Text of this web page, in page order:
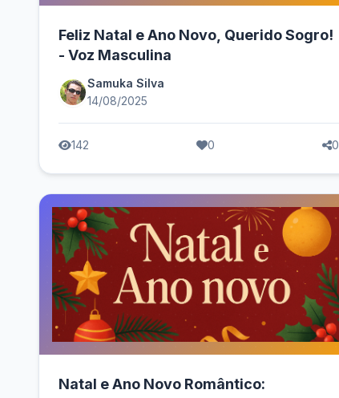
Feliz Natal e Ano Novo, Querido Sogro!
- Voz Masculina
Samuka Silva
14/08/2025
142 0 0
Natal e Ano Novo Romântico: